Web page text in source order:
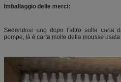
Imballaggio delle merci:
Sedendosi uno dopo l'altro sulla carta
pompe, là è carta molle della mousse usata